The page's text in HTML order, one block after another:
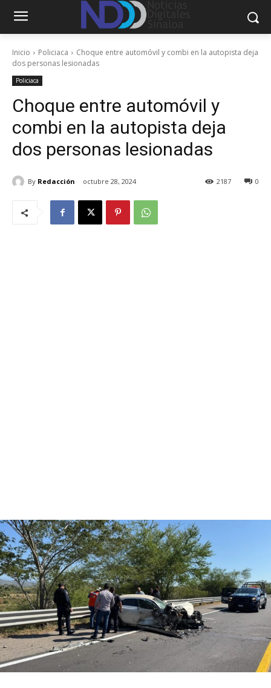
Inicio Policiaca
Choque entre automóvil y combi en la autopista deja
dos personas lesionadas
Policiaca
Choque entre automóvil y
combi en la autopista deja
dos personas lesionadas
By Redacción octubre 28, 2024 0
2187